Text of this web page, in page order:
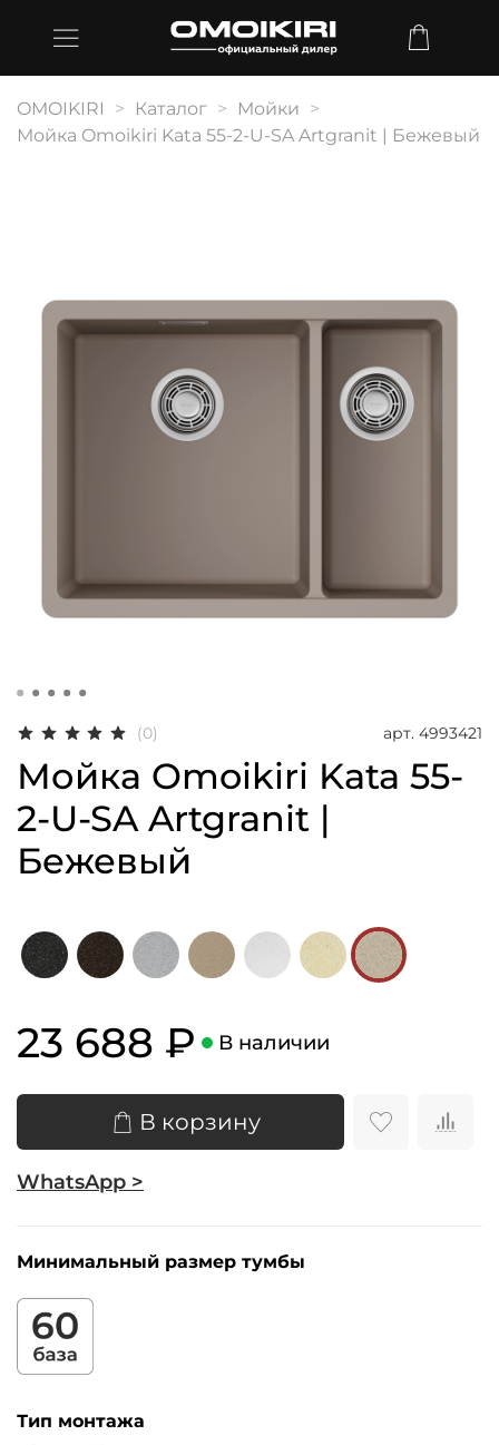
OMOIKIRI Каталог
Мойки
Мойка Omoikiri Kata 55-2-U-SA Artgranit | Бежевый
(0) арт. 4993421
Мойка Omoikiri Kata 55-
2-U-SA Artgranit |
Бежевый
23 688 ₽ В наличии
В корзину
WhatsApp >
Минимальный размер тумбы
Тип монтажа